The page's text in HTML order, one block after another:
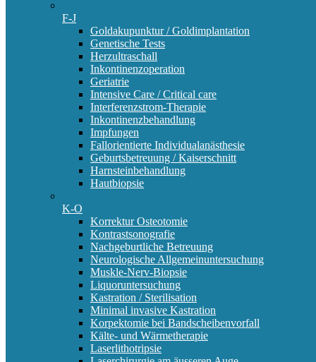
F-J
Goldakupunktur / Goldimplantation
Genetische Tests
Herzultraschall
Inkontinenzoperation
Geriatrie
Intensive Care / Critical care
Interferenzstrom-Therapie
Inkontinenzbehandlung
Impfungen
Fallorientierte Individualanästhesie
Geburtsbetreuung / Kaiserschnitt
Harnsteinbehandlung
Hautbiopsie
K-O
Korrektur Osteotomie
Kontrastsonografie
Nachgeburtliche Betreuung
Neurologische Allgemeinuntersuchung
Muskle-Nerv-Biopsie
Liquoruntersuchung
Kastration / Sterilisation
Minimal invasive Kastration
Korpektomie bei Bandscheibenvorfall
Kälte- und Wärmetherapie
Laserlithotripsie